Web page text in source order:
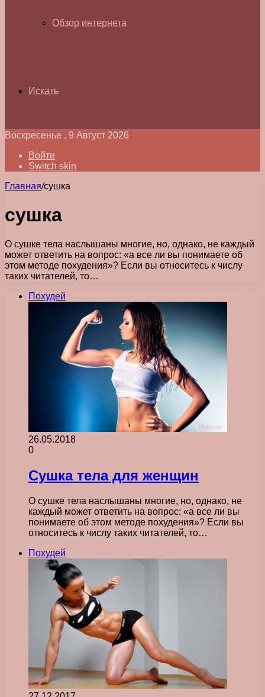
Обзор интернета
Искать
Воскресенье , 9 Август 2026
Войти
Switch skin
Главная/сушка
сушка
О сушке тела наслышаны многие, но, однако, не каждый
может ответить на вопрос: «а все ли вы понимаете об
этом методе похудения»? Если вы относитесь к числу
таких читателей, то…
Похудей
26.05.2018
0
Сушка тела для женщин
О сушке тела наслышаны многие, но, однако, не
каждый может ответить на вопрос: «а все ли вы
понимаете об этом методе похудения»? Если вы
относитесь к числу таких читателей, то…
Похудей